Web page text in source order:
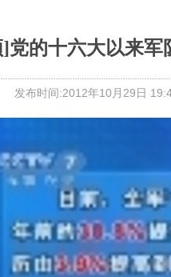
党的十六大以来军
发布时间:2012年10月29日